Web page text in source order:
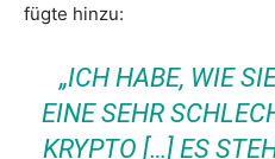
fügte hinzu:
„ICH HABE, WIE
EINE SEHR
KRYPTO […] ES